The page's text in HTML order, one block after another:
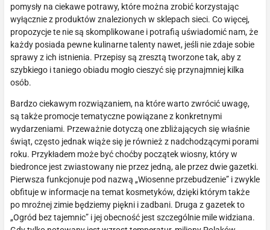
pomysły na ciekawe potrawy, które można zrobić korzystając
wyłącznie z produktów znalezionych w sklepach sieci. Co więcej,
propozycje te nie są skomplikowane i potrafią uświadomić nam, że
każdy posiada pewne kulinarne talenty nawet, jeśli nie zdaje sobie
sprawy z ich istnienia. Przepisy są zresztą tworzone tak, aby z
szybkiego i taniego obiadu mogło cieszyć się przynajmniej kilka
osób.
Bardzo ciekawym rozwiązaniem, na które warto zwrócić uwagę,
są także promocje tematyczne powiązane z konkretnymi
wydarzeniami. Przeważnie dotyczą one zbliżających się właśnie
świąt, często jednak wiąże się je również z nadchodzącymi porami
roku. Przykładem może być choćby początek wiosny, który w
biedronce jest zwiastowany nie przez jedną, ale przez dwie gazetki.
Pierwsza funkcjonuje pod nazwą „Wiosenne przebudzenie” i zwykle
obfituje w informacje na temat kosmetyków, dzięki którym także
po mroźnej zimie będziemy piękni i zadbani. Druga z gazetek to
„Ogród bez tajemnic” i jej obecność jest szczególnie mile widziana.